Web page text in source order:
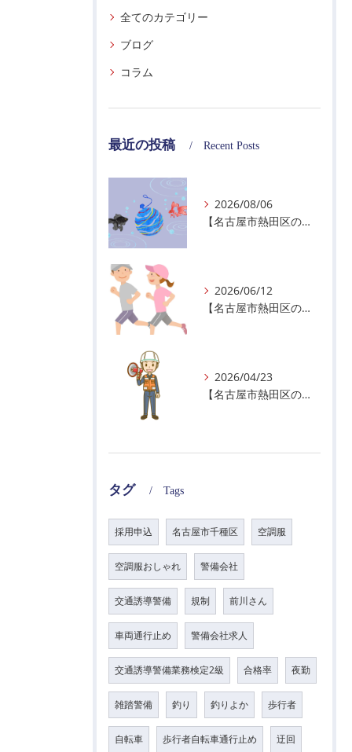
全てのカテゴリー
ブログ
コラム
最近の投稿 Recent Posts
2026/08/06
【名古屋市熱田区の警備会社】夏季休業のお知らせ
2026/06/12
【名古屋市熱田区の警備会社】暑熱順化で熱中症対策を！
2026/04/23
【名古屋市熱田区の警備会社】GWの面接状況について！
タグ Tags
採用申込 名古屋市千種区 空調服
空調服おしゃれ 警備会社
交通誘導警備 規制 前川さん
車両通行止め 警備会社求人
交通誘導警備業務検定2級 合格率 夜勤
雑踏警備 釣り 釣りよか 歩行者
自転車 歩行者自転車通行止め 迂回